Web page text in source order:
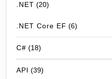
.NET (20)
.NET Core EF (6)
C# (18)
API (39)